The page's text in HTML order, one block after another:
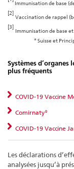
Immunisation de base
[2]
Vaccination de rappel
[3]
Immunisation de base
* Suisse et
Systèmes
plus fréquents
COVID-19 Vaccine
Comirnaty®
COVID-19 Vaccine
Les déclarations
analysées jusqu’à